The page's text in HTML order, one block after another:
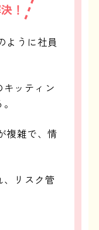
！
ように社員
ッティン
複雑で、情
、リスク管